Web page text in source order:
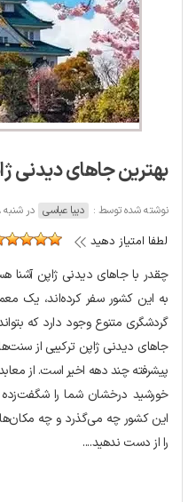
بهترین جاهای دیدنی
نوشته شده توسط : دیبا عباسی در شنبه 18 اکتبر 2025
لطفا امتیاز دهید
چقدر با جاهای دیدنی ژاپن آشنا
به این کشور سفر کرده‌اند، یک
گردشگری متنوع وجود دارد که
جاهای دیدنی ژاپن ترکیبی از
پیشرفته چند دهه اخیر است. از
خورشید درخشان شما را شگفت‌زده
این کشور چه می‌گذرد و چه
را از دست ندهید....